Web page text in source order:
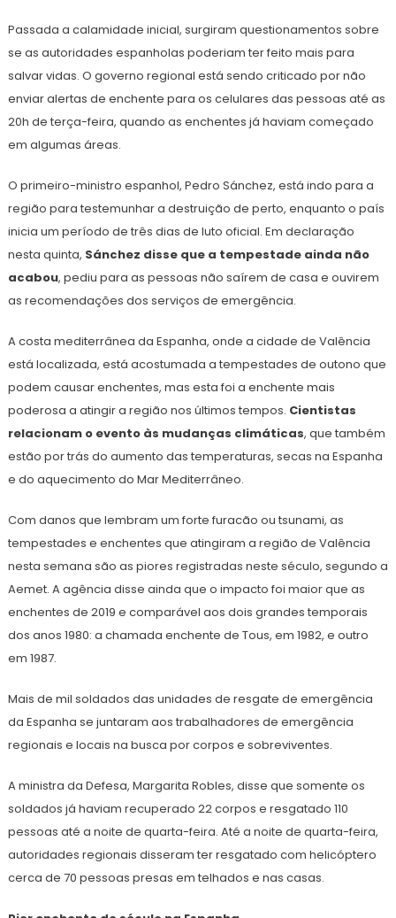
Passada a calamidade inicial, surgiram questionamentos sobre
se as autoridades espanholas poderiam ter feito mais para
salvar vidas. O governo regional está sendo criticado por não
enviar alertas de enchente para os celulares das pessoas até as
20h de terça-feira, quando as enchentes já haviam começado
em algumas áreas.
O primeiro-ministro espanhol, Pedro Sánchez, está indo para a
região para testemunhar a destruição de perto, enquanto o país
inicia um período de três dias de luto oficial. Em declaração
nesta quinta, Sánchez disse que a tempestade ainda não
acabou, pediu para as pessoas não saírem de casa e ouvirem
as recomendações dos serviços de emergência.
A costa mediterrânea da Espanha, onde a cidade de Valência
está localizada, está acostumada a tempestades de outono que
podem causar enchentes, mas esta foi a enchente mais
poderosa a atingir a região nos últimos tempos. Cientistas
relacionam o evento às mudanças climáticas, que também
estão por trás do aumento das temperaturas, secas na Espanha
e do aquecimento do Mar Mediterrâneo.
Com danos que lembram um forte furacão ou tsunami, as
tempestades e enchentes que atingiram a região de Valência
nesta semana são as piores registradas neste século, segundo a
Aemet. A agência disse ainda que o impacto foi maior que as
enchentes de 2019 e comparável aos dois grandes temporais
dos anos 1980: a chamada enchente de Tous, em 1982, e outro
em 1987.
Mais de mil soldados das unidades de resgate de emergência
da Espanha se juntaram aos trabalhadores de emergência
regionais e locais na busca por corpos e sobreviventes.
A ministra da Defesa, Margarita Robles, disse que somente os
soldados já haviam recuperado 22 corpos e resgatado 110
pessoas até a noite de quarta-feira. Até a noite de quarta-feira,
autoridades regionais disseram ter resgatado com helicóptero
cerca de 70 pessoas presas em telhados e nas casas.